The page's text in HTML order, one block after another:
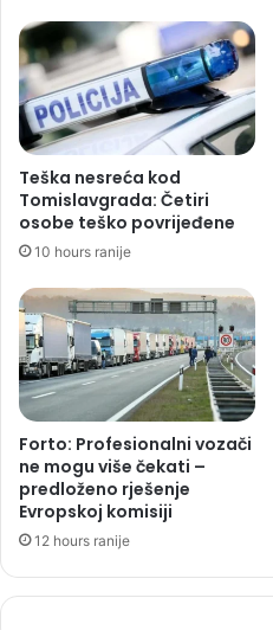
Teška nesreća kod
Tomislavgrada: Četiri
osobe teško povrijeđene
10 hours ranije
Forto: Profesionalni vozači
ne mogu više čekati –
predloženo rješenje
Evropskoj komisiji
12 hours ranije